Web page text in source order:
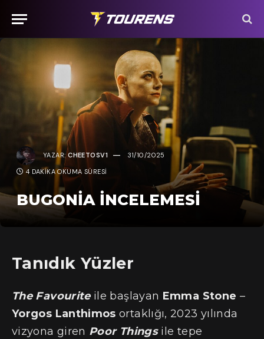
YAZAR: CHEETOSV1 31/10/2025
4 DAKIKA OKUMA SÜRESI
BUGONIA İNCELEMESI
Tanıdık Yüzler
The Favouriteile başlayan Emma Stone –
Yorgos Lanthimos ortaklığı, 2023 yılında
vizyona giren Poor Thingsile tepe